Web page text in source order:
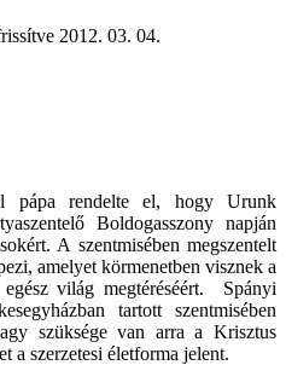
2012. 03. 04.
pápa rendelte el, hogy Urunk
Boldogasszony napján
A szentmisében megszentelt
amelyet körmenetben visznek a
világ megtéréséért. Spányi
tartott szentmisében
szüksége van arra a Krisztus
a szerzetesi életforma jelent.